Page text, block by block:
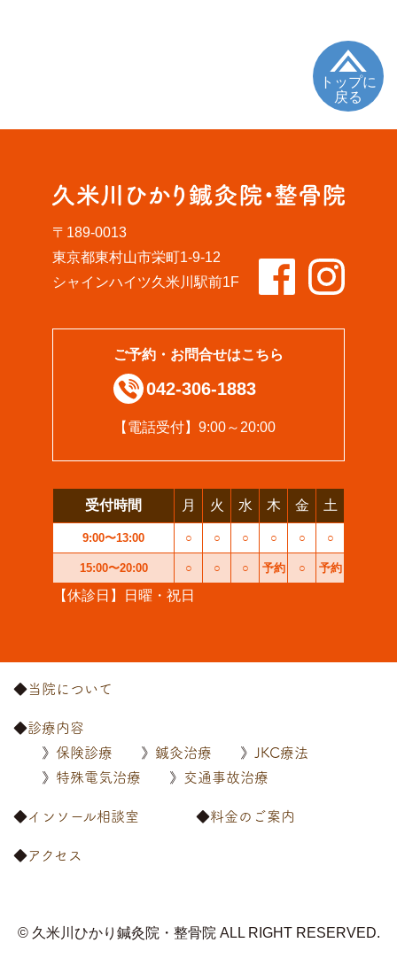
トップに
戻る
〒189-0013
東京都東村山市栄町1-9-12
シャインハイツ久米川駅前1F
ご予約・お問合せはこちら
042-306-1883
【電話受付】9:00～20:00
受付時間 月 火 水 木 金 土
9:00〜13:00 ○ ○ ○ ○ ○ ○
15:00〜20:00 ○ ○ ○ 予約 ○ 予約
【休診日】日曜・祝日
当院について
診療内容
保険診療
鍼灸治療
JKC療法
特殊電気治療
交通事故治療
インソール相談室 料金のご案内
アクセス
© 久米川ひかり鍼灸院・整骨院ALL RIGHT RESERVED.